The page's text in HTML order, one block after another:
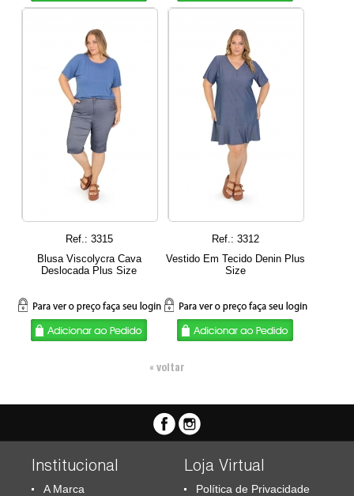
Ref.: 3315
Blusa Viscolycra Cava
Deslocada Plus Size
Ref.: 3312
Vestido Em Tecido Denin Plus
Size
« voltar
Institucional
A Marca
Loja Virtual
Política de Privacidade